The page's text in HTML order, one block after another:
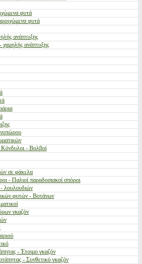
φυτά
φυτά
ανάπτυξης
χαμηλής ανάπτυξης
- Βολβοί
σε φάκελα
- Παλιοί παραδοσιακοί σπόροι
λουλουδιών
φυτών - Βοτάνων
γκαζόν
- Έτοιμο γκαζόν
- Συνθετικό γκαζόν